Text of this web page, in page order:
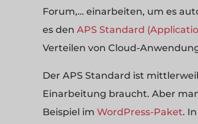
Forum,… einarbeiten, um es
es den APS Standard
Verteilen von Cloud-
Der APS Standard ist
Einarbeitung braucht. Aber
Beispiel im WordPress-Paket.